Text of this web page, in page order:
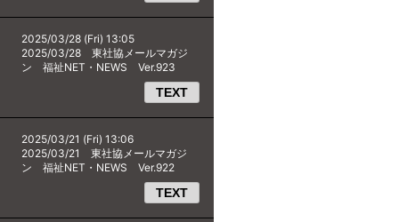
2025/03/28 (Fri) 13:05
2025/03/28 東社協メールマガジ
ン 福祉NET・NEWS Ver.923
TEXT
2025/03/21 (Fri) 13:06
2025/03/21 東社協メールマガジ
ン 福祉NET・NEWS Ver.922
TEXT